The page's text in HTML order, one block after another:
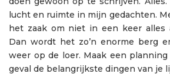
lucht en ruimte in mijn gedachten.
het zaak om niet in een keer alles
Dan wordt het zo’n enorme berg
weer op de loer. Maak een
geval de belangrijkste dingen van je